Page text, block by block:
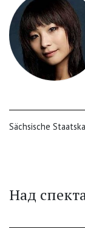
Sächsische
Над